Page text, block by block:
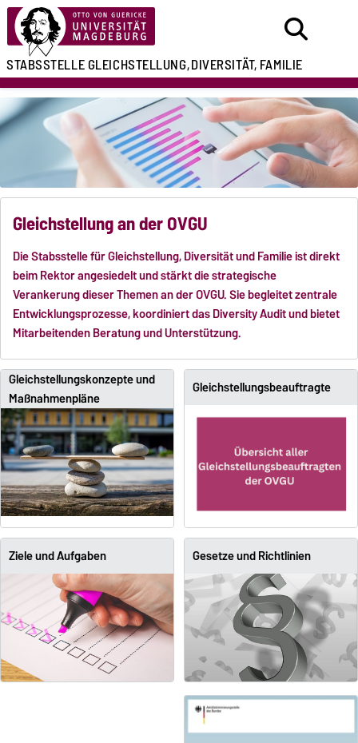
STABSSTELLEGLEICHSTELLUNG,DIVERSITÄT, FAMILIE
Gleichstellung an der OVGU
Die Stabsstelle für Gleichstellung, Diversität und Familie ist direkt
beim Rektor angesiedelt und stärkt die strategische
Verankerung dieser Themen an der OVGU. Sie begleitet zentrale
Entwicklungsprozesse, koordiniert das Diversity Audit und bietet
Mitarbeitenden Beratung und Unterstützung.
Gleichstellungskonzepte und
Maßnahmenpläne
Gleichstellungsbeauftragte
Ziele und Aufgaben Gesetze und Richtlinien